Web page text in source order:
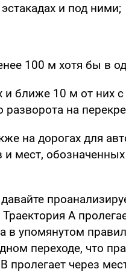
и под ними;
100 м хотя бы в
и ближе 10 м от них с
на
на дорогах для
и мест,
А
в упомянутом
переходе, что
пролегает через